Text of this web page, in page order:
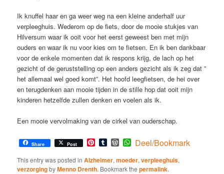
Ik knuffel haar en ga weer weg na een kleine anderhalf uur
verpleeghuis. Wederom op de fiets, door de mooie stukjes van
Hilversum waar ik ooit voor het eerst geweest ben met mijn
ouders en waar ik nu voor kies om te fietsen. En ik ben dankbaar
voor de enkele momenten dat ik respons krijg, de lach op het
gezicht of de geruststelling op een anders gezicht als ik zeg dat ”
het allemaal wel goed komt”. Het hoofd leegfietsen, de hei over
en terugdenken aan mooie tijden in de stille hop dat ooit mijn
kinderen hetzelfde zullen denken en voelen als ik.
Een mooie vervolmaking van de cirkel van ouderschap.
Share Post Pinterest
TumblrWordPress
WhatsApp
Deel/Bookmark
This entry was posted inAlzheimer,moeder,verpleeghuis,
verzorgingbyMenno Drenth. Bookmark thepermalink.